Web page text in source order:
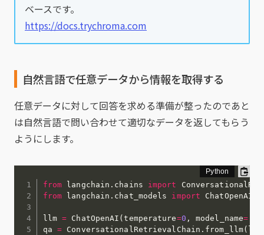
ベースです。
https://docs.trychroma.com
自然言語で任意データから情報を取得する
任意データに対して回答を求める準備が整ったのであと
は自然言語で問い合わせて適切なデータを返してもらう
ようにします。
from langchain . chains import
from langchain . chat_models import ChatOpenAI
llm = ChatOpenAI (temperature=0 , model_name=
qa = ConversationalRetrievalChain . from_llm(